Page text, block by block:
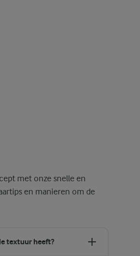
met onze snelle en
en manieren om de
textuur heeft?